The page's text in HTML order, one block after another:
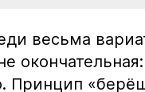
весьма
Принцип